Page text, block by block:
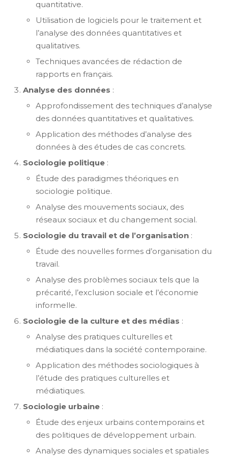
quantitative.
Utilisation de logiciels pour le traitement et
l’analyse des données quantitatives et
qualitatives.
Techniques avancées de rédaction de
rapports en français.
Analyse des données :
Approfondissement des techniques d’analyse
des données quantitatives et qualitatives.
Application des méthodes d’analyse des
données à des études de cas concrets.
Sociologie politique :
Étude des paradigmes théoriques en
sociologie politique.
Analyse des mouvements sociaux, des
réseaux sociaux et du changement social.
Sociologie du travail et de l’organisation :
Étude des nouvelles formes d’organisation du
travail.
Analyse des problèmes sociaux tels que la
précarité, l’exclusion sociale et l’économie
informelle.
Sociologie de la culture et des médias :
Analyse des pratiques culturelles et
médiatiques dans la société contemporaine.
Application des méthodes sociologiques à
l’étude des pratiques culturelles et
médiatiques.
Sociologie urbaine :
Étude des enjeux urbains contemporains et
des politiques de développement urbain.
Analyse des dynamiques sociales et spatiales